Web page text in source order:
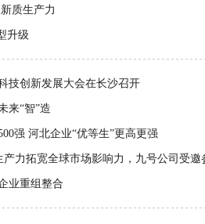
质生产力
升级
技创新发展大会在长沙召开
来“智”造
强 河北企业“优等生”更高更强
力拓宽全球市场影响力，九号公司受邀
业重组整合